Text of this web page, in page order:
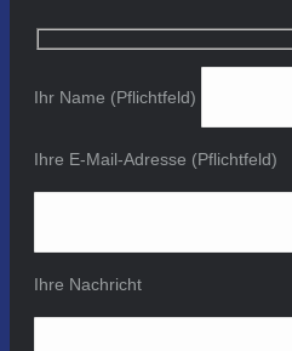
Ihr Name (Pflichtfeld)
Ihre E-Mail-Adresse (Pflichtfeld)
Ihre Nachricht